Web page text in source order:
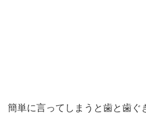
簡単に言ってしまうと歯と歯ぐ